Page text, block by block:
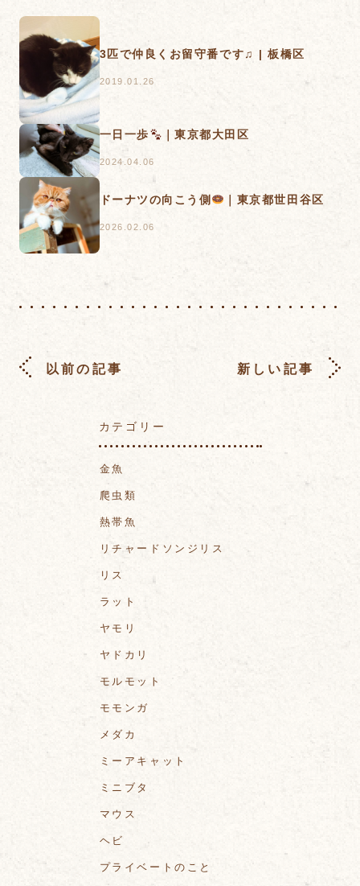
3匹で仲良くお留守番です♫ | 板橋区
2019.01.26
一日一歩 ｜東京都大田区
2024.04.06
ドーナツの向こう側 ｜東京都世田谷区
2026.02.06
以前の記事 新しい記事
カテゴリー
金魚
爬虫類
熱帯魚
リチャードソンジリス
リス
ラット
ヤモリ
ヤドカリ
モルモット
モモンガ
メダカ
ミーアキャット
ミニブタ
マウス
ヘビ
プライベートのこと